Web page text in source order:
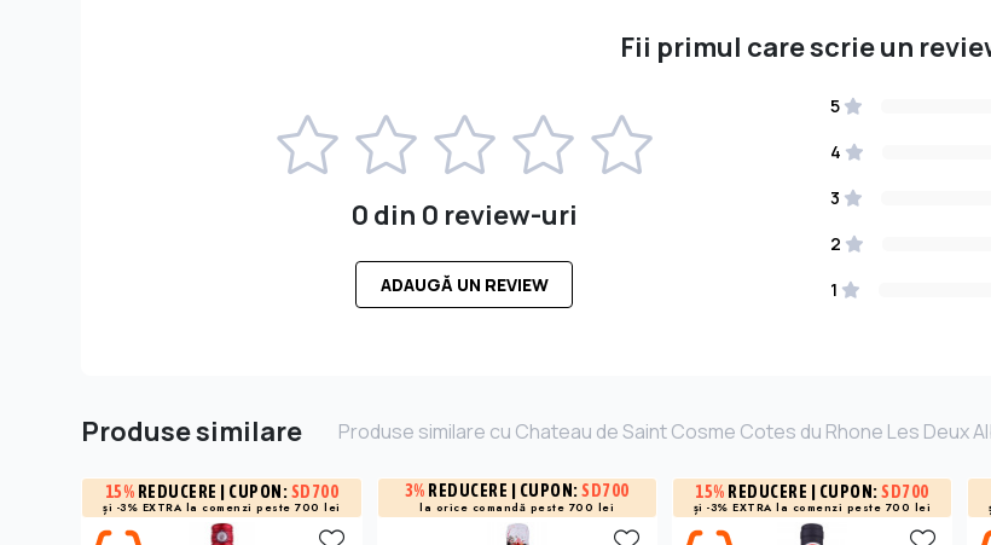
Fii primul care scrie un
0 din 0 review-uri
ADAUGĂ UN REVIEW
5
4
3
2
1
Produse similare Produse similare cu Chateau de Saint Cosme Cotes du Rhone Les Deux
15% REDUCERE | CUPON: SD700
și -3% EXTRA la comenzi peste 700 lei
3% REDUCERE | CUPON:SD700
la orice comandă peste 700 lei
15% REDUCERE | CUPON:SD700
și -3% EXTRA la comenzi peste 700 lei